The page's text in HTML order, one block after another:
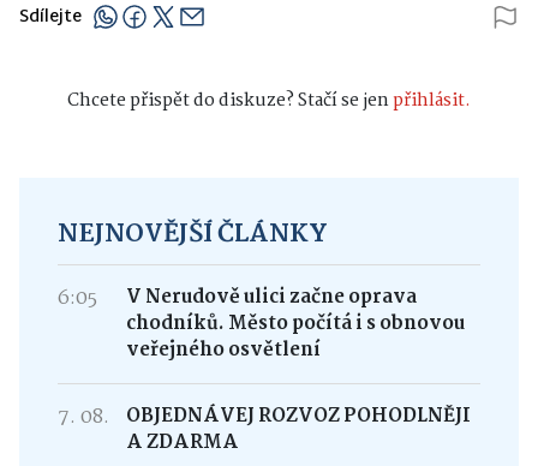
Sdílejte
Chcete přispět do diskuze? Stačí se jenpřihlásit.
NEJNOVĚJŠÍ ČLÁNKY
6:05
V Nerudově ulici začne oprava
chodníků. Město počítá i s obnovou
veřejného osvětlení
7. 08.
OBJEDNÁVEJ ROZVOZ POHODLNĚJI
A ZDARMA